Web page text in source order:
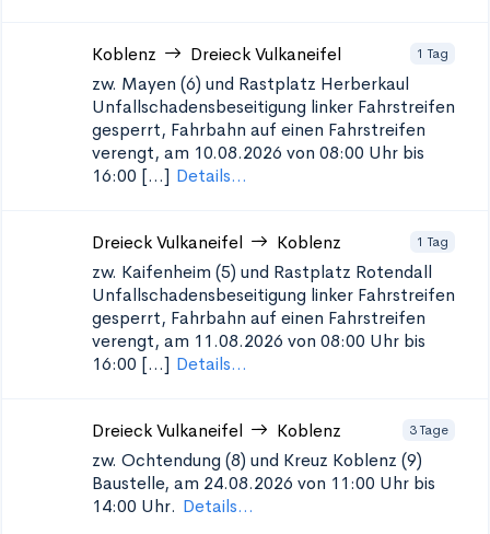
Koblenz Dreieck Vulkaneifel 1 Tag
zw. Mayen (6) und Rastplatz Herberkaul
Unfallschadensbeseitigung linker Fahrstreifen
gesperrt, Fahrbahn auf einen Fahrstreifen
verengt, am 10.08.2026 von 08:00 Uhr bis
16:00 [...] Details...
Dreieck Vulkaneifel Koblenz 1 Tag
zw. Kaifenheim (5) und Rastplatz Rotendall
Unfallschadensbeseitigung linker Fahrstreifen
gesperrt, Fahrbahn auf einen Fahrstreifen
verengt, am 11.08.2026 von 08:00 Uhr bis
16:00 [...] Details...
Dreieck Vulkaneifel Koblenz 3 Tage
zw. Ochtendung (8) und Kreuz Koblenz (9)
Baustelle, am 24.08.2026 von 11:00 Uhr bis
14:00 Uhr. Details...